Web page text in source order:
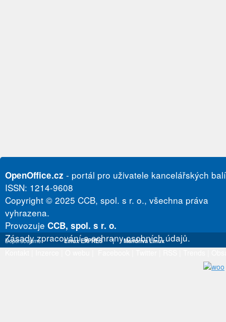
OpenOffice.cz - portál pro uživatele kancelářských
ISSN: 1214-9608
Copyright © 2025 CCB, spol. s r. o., všechna práva
vyhrazena.
Provozuje CCB, spol. s r. o.
Zásady zpracování a ochrany osobních údajů.
Doporučujeme Linux EXPRES | Mandriva Linux